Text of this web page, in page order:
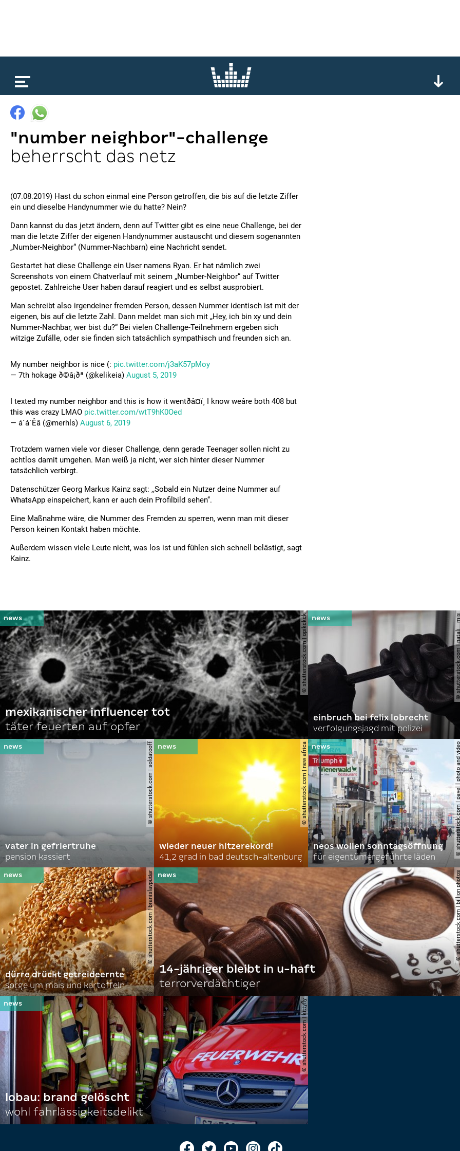
"number neighbor"-challenge
beherrscht das netz
(07.08.2019) Hast du schon einmal eine Person getroffen, die bis auf die letzte Ziffer
ein und dieselbe Handynummer wie du hatte? Nein?
Dann kannst du das jetzt ändern, denn auf Twitter gibt es eine neue Challenge, bei der
man die letzte Ziffer der eigenen Handynummer austauscht und diesem sogenannten
„Number-Neighbor“ (Nummer-Nachbarn) eine Nachricht sendet.
Gestartet hat diese Challenge ein User namens Ryan. Er hat nämlich zwei
Screenshots von einem Chatverlauf mit seinem „Number-Neighbor“ auf Twitter
gepostet. Zahlreiche User haben darauf reagiert und es selbst ausprobiert.
Man schreibt also irgendeiner fremden Person, dessen Nummer identisch ist mit der
eigenen, bis auf die letzte Zahl. Dann meldet man sich mit „Hey, ich bin xy und dein
Nummer-Nachbar, wer bist du?“ Bei vielen Challenge-Teilnehmern ergeben sich
witzige Zufälle, oder sie finden sich tatsächlich sympathisch und freunden sich an.
My number neighbor is nice (: pic.twitter.com/j3aK57pMoy
— 7th hokage ð©â¡ðª (@kelikeia) August 5, 2019
I texted my number neighbor and this is how it wentðâ¤ï¸ I know weâre both 408 but
this was crazy LMAO pic.twitter.com/wtT9hK0Oed
— á´á´Êâ (@merhls) August 6, 2019
Trotzdem warnen viele vor dieser Challenge, denn gerade Teenager sollen nicht zu
achtlos damit umgehen. Man weiß ja nicht, wer sich hinter dieser Nummer
tatsächlich verbirgt.
Datenschützer Georg Markus Kainz sagt: ,,Sobald ein Nutzer deine Nummer auf
WhatsApp einspeichert, kann er auch dein Profilbild sehen‘‘.
Eine Maßnahme wäre, die Nummer des Fremden zu sperren, wenn man mit dieser
Person keinen Kontakt haben möchte.
Außerdem wissen viele Leute nicht, was los ist und fühlen sich schnell belästigt, sagt
Kainz.
© shutterstock.com | opikckck
mexikanischer influencer tot
täter feuerten auf opfer
©
einbruch bei felix lobrecht
verfolgungsjagd mit polizei
© shutterstock.com | soldatooff
vater in gefriertruhe
pension kassiert
© shutterstock.com | new africa
wieder neuer hitzerekord!
41,2 grad in bad deutsch-altenburg
©
neos wollen sonntagsöffnung
für eigentümergeführte läden
© shutterstock.com | branislavpudar
dürre drückt getreideernte
sorge um mais und kartoffeln
©
14-jähriger bleibt in u-haft
terrorverdächtiger
© shutterstock.com | kittyfly
lobau: brand gelöscht
wohl fahrlässigkeitsdelikt